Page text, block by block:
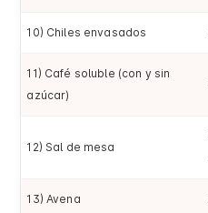
10) Chiles envasados
11) Café soluble (con y sin
azúcar)
12) Sal de mesa
13) Avena